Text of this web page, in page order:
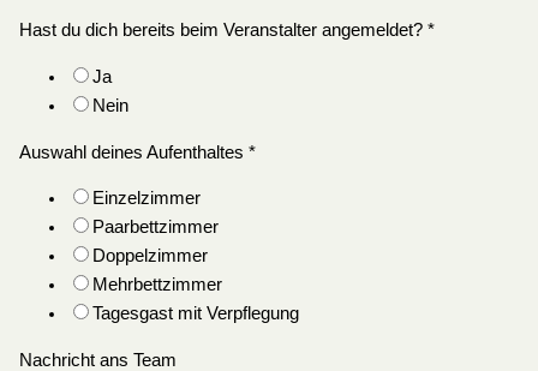
Hast du dich bereits beim Veranstalter angemeldet? *
Ja
Nein
Auswahl deines Aufenthaltes *
Einzelzimmer
Paarbettzimmer
Doppelzimmer
Mehrbettzimmer
Tagesgast mit Verpflegung
Nachricht ans Team